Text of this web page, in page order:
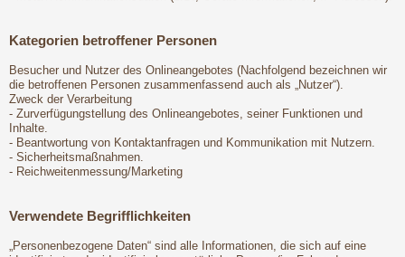
Kategorien betroffener Personen
Besucher und Nutzer des Onlineangebotes (Nachfolgend bezeichnen wir
die betroffenen Personen zusammenfassend auch als „Nutzer“).
Zweck der Verarbeitung
- Zurverfügungstellung des Onlineangebotes, seiner Funktionen und
Inhalte.
- Beantwortung von Kontaktanfragen und Kommunikation mit Nutzern.
- Sicherheitsmaßnahmen.
- Reichweitenmessung/Marketing
Verwendete Begrifflichkeiten
„Personenbezogene Daten“ sind alle Informationen, die sich auf eine